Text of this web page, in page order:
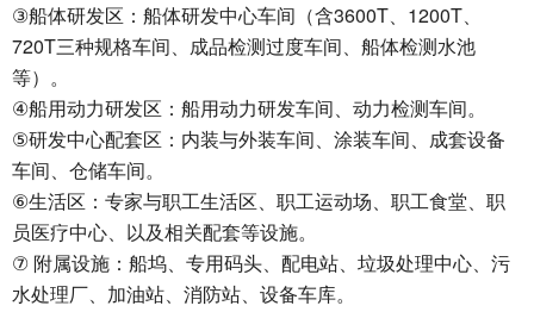
③船体研发区：船体研发中心车间（含3600T 1200T
720T三种规格车间、成品检测过度车间、船体检测水池
等）。
④船用动力研发区：船用动力研发车间、动力检测车间。
⑤研发中心配套区：内装与外装车间、涂装车间、成套设备
车间、仓储车间。
⑥生活区：专家与职工生活区、职工运动场、职工食堂、职
员医疗中心、以及相关配套等设施。
⑦ 附属设施：船坞、专用码头、配电站、垃圾处理中心、污
水处理厂、加油站、消防站、设备车库。